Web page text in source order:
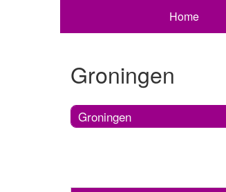
Home
Groningen
Groningen